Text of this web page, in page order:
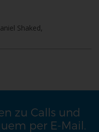
Shaked,
zu Calls und
per E-Mail.